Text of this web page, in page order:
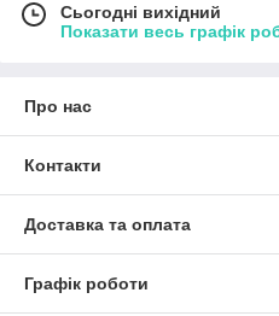
Сьогодні вихідний
Показати весь графік
Про нас
Контакти
Доставка та оплата
Графік роботи